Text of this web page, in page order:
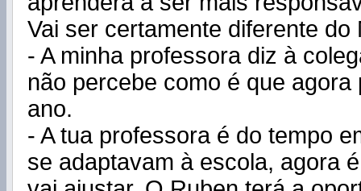
Vai ser certamente diferente do
- A minha professora diz à
não percebe como é que agora
ano.
- A tua professora é do tempo
se adaptavam à escola, agora